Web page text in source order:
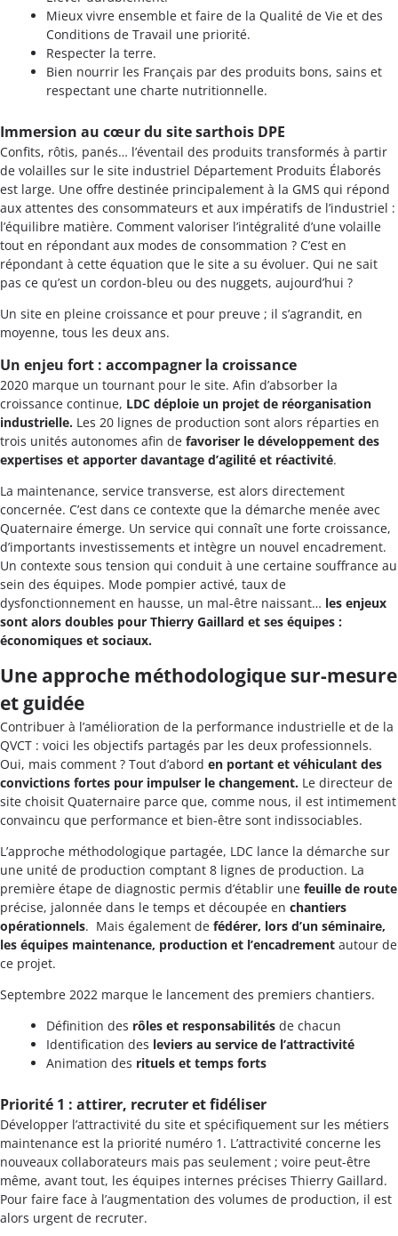
Mieux vivre ensemble et faire de la Qualité de Vie et des
Conditions de Travail une priorité.
Respecter la terre.
Bien nourrir les Français par des produits bons, sains et
respectant une charte nutritionnelle.
Immersion au cœur du site sarthois DPE
Confits, rôtis, panés… l’éventail des produits transformés à partir
de volailles sur le site industriel Département Produits Élaborés
est large. Une offre destinée principalement à la GMS qui répond
aux attentes des consommateurs et aux impératifs de l’industriel :
l’équilibre matière. Comment valoriser l’intégralité d’une volaille
tout en répondant aux modes de consommation ? C’est en
répondant à cette équation que le site a su évoluer. Qui ne sait
pas ce qu’est un cordon-bleu ou des nuggets, aujourd’hui ?
Un site en pleine croissance et pour preuve ; il s’agrandit, en
moyenne, tous les deux ans.
Un enjeu fort : accompagner la croissance
2020 marque un tournant pour le site. Afin d’absorber la
croissance continue, LDC déploie un projet de réorganisation
industrielle. Les 20 lignes de production sont alors réparties en
trois unités autonomes afin de favoriser le développement des
expertises et apporter davantage d’agilité et réactivité.
La maintenance, service transverse, est alors directement
concernée. C’est dans ce contexte que la démarche menée avec
Quaternaire émerge. Un service qui connaît une forte croissance,
d’importants investissements et intègre un nouvel encadrement.
Un contexte sous tension qui conduit à une certaine souffrance au
sein des équipes. Mode pompier activé, taux de
dysfonctionnement en hausse, un mal-être naissant… les enjeux
sont alors doubles pour Thierry Gaillard et ses équipes :
économiques et sociaux.
Une approche méthodologique sur-mesure
et guidée
Contribuer à l’amélioration de la performance industrielle et de la
QVCT : voici les objectifs partagés par les deux professionnels.
Oui, mais comment ? Tout d’abord en portant et véhiculant des
convictions fortes pour impulser le changement. Le directeur de
site choisit Quaternaire parce que, comme nous, il est intimement
convaincu que performance et bien-être sont indissociables.
L’approche méthodologique partagée, LDC lance la démarche sur
une unité de production comptant 8 lignes de production. La
première étape de diagnostic permis d’établir une feuille de route
précise, jalonnée dans le temps et découpée en chantiers
opérationnels. Mais également de fédérer, lors d’un séminaire,
les équipes maintenance, production et l’encadrement autour de
ce projet.
Septembre 2022 marque le lancement des premiers chantiers.
Définition des rôles et responsabilités de chacun
Identification des leviers au service de l’attractivité
Animation des rituels et temps forts
Priorité 1 : attirer, recruter et fidéliser
Développer l’attractivité du site et spécifiquement sur les métiers
maintenance est la priorité numéro 1. L’attractivité concerne les
nouveaux collaborateurs mais pas seulement ; voire peut-être
même, avant tout, les équipes internes précises Thierry Gaillard.
Pour faire face à l’augmentation des volumes de production, il est
alors urgent de recruter.